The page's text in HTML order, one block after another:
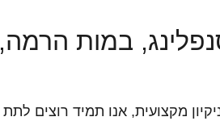
במות הרמה,
מקצועית, אנו תמיד רוצים לתת